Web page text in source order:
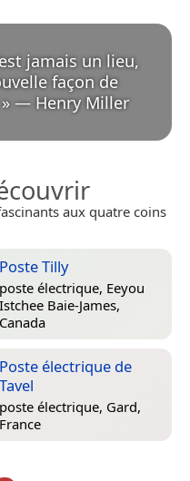
jamais un lieu,
façon de
» — Henry Miller
aux quatre coins
Poste Tilly
poste électrique, Eeyou
Istchee Baie-James,
Canada
Poste électrique de
Tavel
poste électrique, Gard,
France